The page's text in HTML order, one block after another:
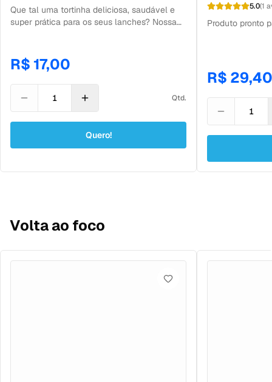
Que tal uma tortinha deliciosa, saudável e
super prática para os seus lanches? Nossa
de frango desfiado com legumes
selecionados e aquele sabor caseiro que
lembra comida feita pela mamãe. Perfeita
para quem busca uma opção nutritiva,
dia!
R$ 17,00
Qtd.
Quero!
5.0(1
Produto pronto
R$
Volta ao foco